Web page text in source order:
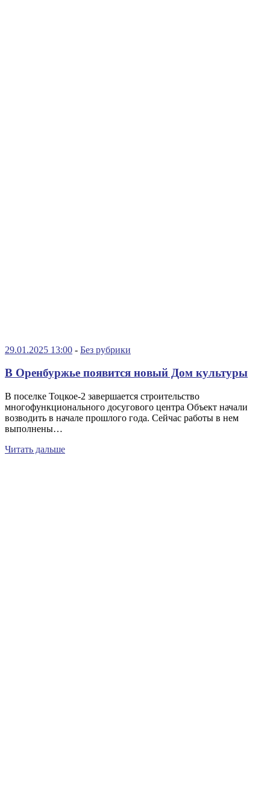
29.01.2025 13:00 - Без рубрики
В Оренбуржье появится новый Дом культуры
В поселке Тоцкое-2 завершается строительство
многофункционального досугового центра Объект начали
возводить в начале прошлого года. Сейчас работы в нем
выполнены…
Читать дальше